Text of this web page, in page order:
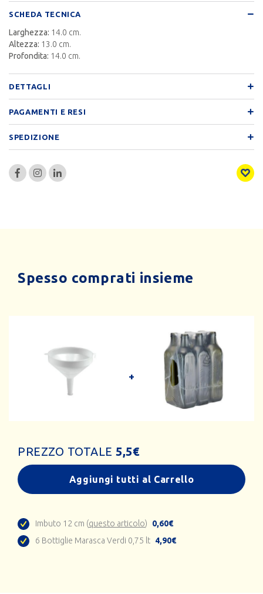
SCHEDA TECNICA
Larghezza: 14.0 cm.
Altezza: 13.0 cm.
Profondita: 14.0 cm.
DETTAGLI
PAGAMENTI E RESI
SPEDIZIONE
Spesso comprati insieme
PREZZO TOTALE 5,5€
Aggiungi tutti al Carrello
Imbuto 12 cm (questo articolo)
0,60€
6 Bottiglie Marasca Verdi 0,75 lt 4,90€